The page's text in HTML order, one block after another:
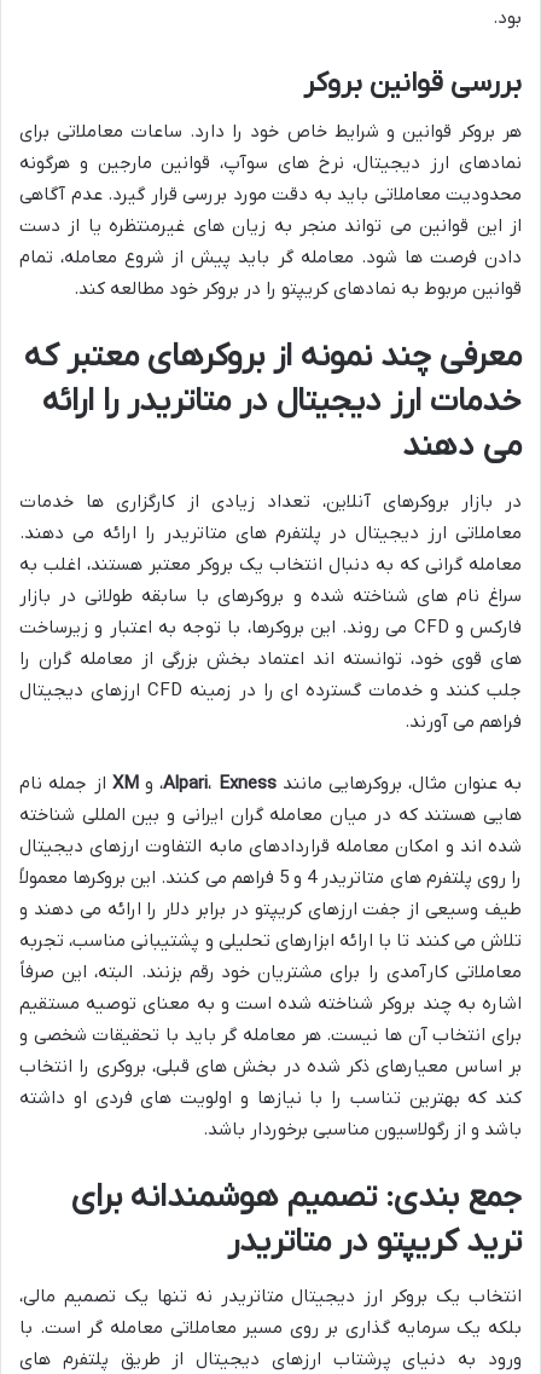
بود.
بررسی قوانین بروکر
هر بروکر قوانین و شرایط خاص خود را دارد. ساعات معاملاتی برای
نمادهای ارز دیجیتال، نرخ های سوآپ، قوانین مارجین و هرگونه
محدودیت معاملاتی باید به دقت مورد بررسی قرار گیرد. عدم آگاهی
از این قوانین می تواند منجر به زیان های غیرمنتظره یا از دست
دادن فرصت ها شود. معامله گر باید پیش از شروع معامله، تمام
قوانین مربوط به نمادهای کریپتو را در بروکر خود مطالعه کند.
معرفی چند نمونه از بروکرهای معتبر که
خدمات ارز دیجیتال در متاتریدر را ارائه
می دهند
در بازار بروکرهای آنلاین، تعداد زیادی از کارگزاری ها خدمات
معاملاتی ارز دیجیتال در پلتفرم های متاتریدر را ارائه می دهند.
معامله گرانی که به دنبال انتخاب یک بروکر معتبر هستند، اغلب به
سراغ نام های شناخته شده و بروکرهای با سابقه طولانی در بازار
فارکس و CFD می روند. این بروکرها، با توجه به اعتبار و زیرساخت
های قوی خود، توانسته اند اعتماد بخش بزرگی از معامله گران را
جلب کنند و خدمات گسترده ای را در زمینه CFD ارزهای دیجیتال
فراهم می آورند.
به عنوان مثال، بروکرهایی مانند Alpari، Exness ، وXM از جمله نام
هایی هستند که در میان معامله گران ایرانی و بین المللی شناخته
شده اند و امکان معامله قراردادهای مابه التفاوت ارزهای دیجیتال
را روی پلتفرم های متاتریدر 4 و 5 فراهم می کنند. این بروکرها معمولاً
طیف وسیعی از جفت ارزهای کریپتو در برابر دلار را ارائه می دهند و
تلاش می کنند تا با ارائه ابزارهای تحلیلی و پشتیبانی مناسب، تجربه
معاملاتی کارآمدی را برای مشتریان خود رقم بزنند. البته، این صرفاً
اشاره به چند بروکر شناخته شده است و به معنای توصیه مستقیم
برای انتخاب آن ها نیست. هر معامله گر باید با تحقیقات شخصی و
بر اساس معیارهای ذکر شده در بخش های قبلی، بروکری را انتخاب
کند که بهترین تناسب را با نیازها و اولویت های فردی او داشته
باشد و از رگولاسیون مناسبی برخوردار باشد.
جمع بندی: تصمیم هوشمندانه برای
ترید کریپتو در متاتریدر
انتخاب یک بروکر ارز دیجیتال متاتریدر نه تنها یک تصمیم مالی،
بلکه یک سرمایه گذاری بر روی مسیر معاملاتی معامله گر است. با
ورود به دنیای پرشتاب ارزهای دیجیتال از طریق پلتفرم های